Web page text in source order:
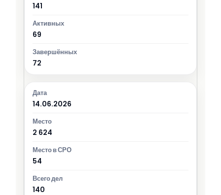
141
69
72
14.06.2026
2 624
54
140